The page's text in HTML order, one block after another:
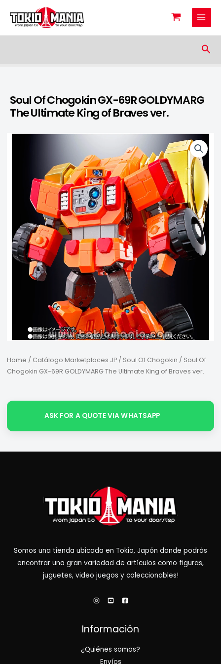
Skip to content
Soul Of Chogokin GX-69R GOLDYMARG
The Ultimate King of Braves ver.
Home / Catálogo Marketplaces JP/ Soul Of Chogokin / Soul Of
Chogokin GX-69R GOLDYMARG The Ultimate King of Braves ver.
ASK FOR A QUOTE VIA WHATSAPP
Somos una tienda ubicada en Tokio, Japón donde podrás
encontrar una gran variedad de artículos como figuras,
juguetes, video juegos y coleccionables!
Información
¿Quiénes somos?
Envíos